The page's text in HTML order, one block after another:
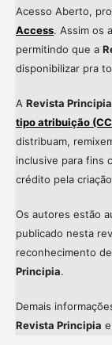
Acesso Aberto,
Access. Assim os
permitindo que a
disponibilizar pra
A Revista Principia
tipo atribuição
distribuam,
inclusive para fins
crédito pela
Os autores estão
publicado nesta
reconhecimento
Principia.
Demais
Revista Principia